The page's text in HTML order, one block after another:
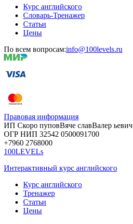
Курс английского
Словарь-Тренажер
Статьи
Цены
По всем вопросам:info@100levels.ru
Правовая информация
ИП Скоро пуповВяче славВалер ьевич
ОГР НИП 32542 0500091700
+7960 2768000
100LEVELs
Интерактивный курс английского
Курс английского
Тренажер
Статьи
Цены